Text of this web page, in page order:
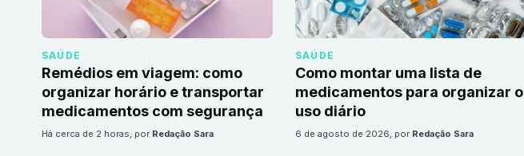
SAÚDE
Remédios em viagem: como
organizar horário e transportar
medicamentos com segurança
há cerca de 2 horas, por Redação Sara
SAÚDE
Como montar uma lista de
medicamentos para organizar o
uso diário
6 de agosto de 2026, por Redação Sara